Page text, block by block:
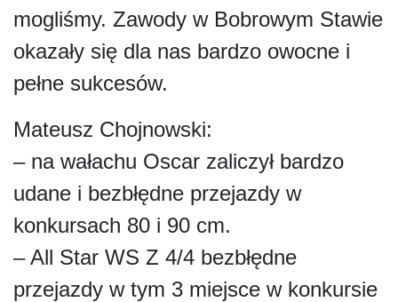
mogliśmy. Zawody w Bobrowym Stawie
okazały się dla nas bardzo owocne i
pełne sukcesów.
Mateusz Chojnowski:
– na wałachu Oscar zaliczył bardzo
udane i bezbłędne przejazdy w
konkursach 80 i 90 cm.
– All Star WS Z 4/4 bezbłędne
przejazdy w tym 3 miejsce w konkursie